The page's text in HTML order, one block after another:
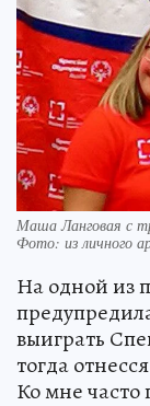
Маша Ланговая с
Фото: из личного
На одной из
выиграть
тогда
Ко мне